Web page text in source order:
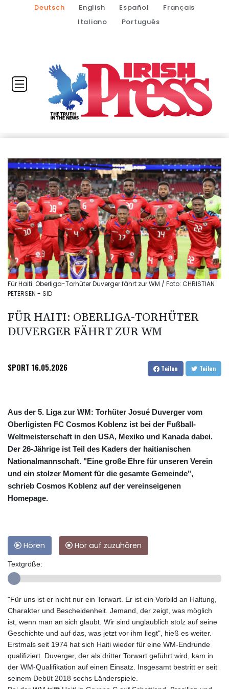
Deutsch English Español
Français
Italiano
Português
Für Haiti: Oberliga-Torhüter Duverger fährt zur WM / Foto: CHRISTIAN
PETERSEN - SID
FÜR HAITI: OBERLIGA-TORHÜTER
DUVERGER FÄHRT ZUR WM
SPORT 16.05.2026 Teilen Teilen
Aus der 5. Liga zur WM: Torhüter Josué Duverger vom
Oberligisten FC Cosmos Koblenz ist bei der Fußball-
Weltmeisterschaft in den USA, Mexiko und Kanada dabei.
Der 26-Jährige ist Teil des Kaders der haitianischen
Nationalmannschaft. "Eine große Ehre für unseren Verein
und ein stolzer Moment für die gesamte Gemeinde",
schrieb Cosmos Koblenz auf der vereinseigenen
Homepage.
Hören Hör auf zuzuhören
Textgröße:
"Für uns ist er nicht nur ein Torwart. Er ist ein Vorbild an Haltung,
Charakter und Bescheidenheit. Jemand, der zeigt, was möglich
ist, wenn man an sich glaubt. Wir sind unglaublich stolz auf seine
Geschichte und auf das, was jetzt vor ihm liegt", hieß es weiter.
Erstmals seit 1974 hat sich Haiti wieder für eine WM-Endrunde
qualifiziert. Duverger, der als dritter Torwart geführt wird, kam in
der WM-Qualifikation auf einen Einsatz. Insgesamt bestritt er seit
seinem Debüt 2018 sechs Länderspiele.